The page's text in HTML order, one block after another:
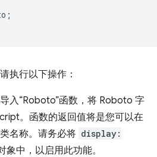
;
执行以下操作：
入“Roboto”函数，将 Roboto 字
。函数的返回值将是您可以在
名称。请务必将 display:
象中，以启用此功能。